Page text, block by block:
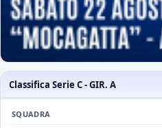
Classifica Serie C - GIR. A
SQUADRA